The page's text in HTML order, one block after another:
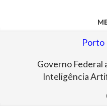
Jornal
Porto
Governo Federal
Inteligência